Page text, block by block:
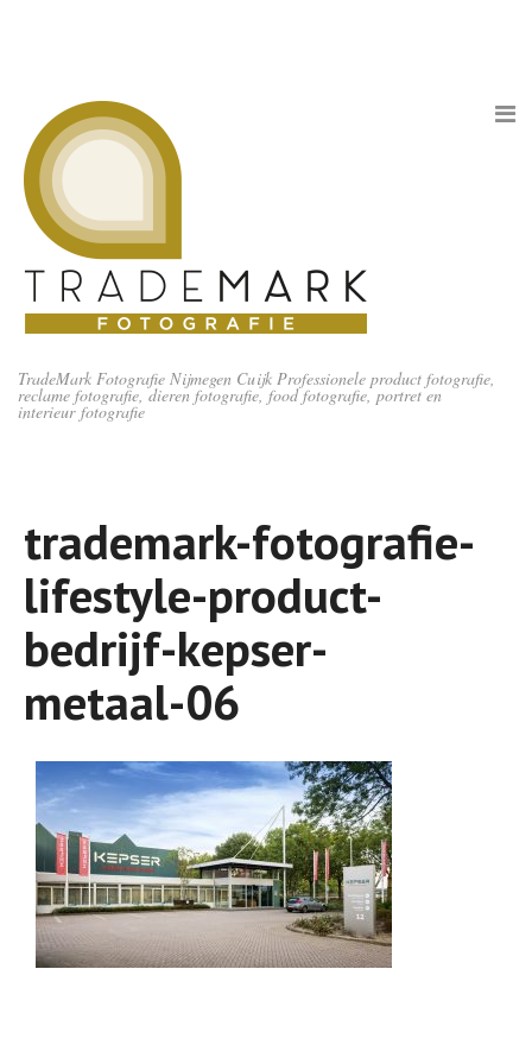
TradeMark Fotografie Nijmegen Cuijk Professionele product fotografie,
reclame fotografie, dieren fotografie, food fotografie, portret en
interieur fotografie
trademark-fotografie-
lifestyle-product-
bedrijf-kepser-
metaal-06